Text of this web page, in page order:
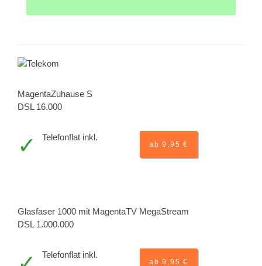
MagentaZuhause S
DSL 16.000
Telefonflat inkl.
ab 9,95 €
Glasfaser 1000 mit MagentaTV MegaStream
DSL 1.000.000
Telefonflat inkl.
ab 9,95 €